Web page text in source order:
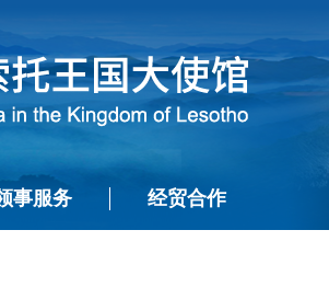
事服务 经贸合作